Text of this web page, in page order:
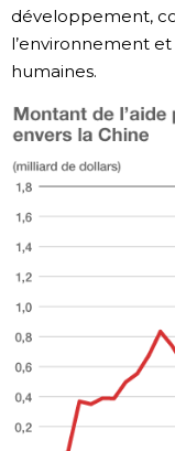
développement,
l’environnement
humaines.